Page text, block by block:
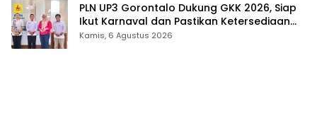
PLN UP3 Gorontalo Dukung GKK 2026, Siap
Ikut Karnaval dan Pastikan Ketersediaan
Listrik
Kamis, 6 Agustus 2026